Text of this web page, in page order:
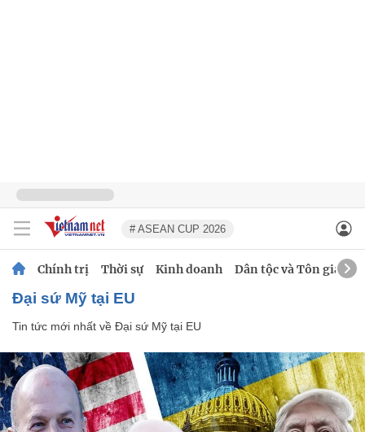
# ASEAN CUP 2026
Chính trị Thời sự Kinh doanh Dân tộc và Tôn giáo
Đại sứ Mỹ tại EU
Tin tức mới nhất về Đại sứ Mỹ tại EU